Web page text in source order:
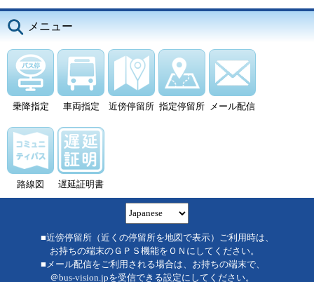
メニュー
乗降指定 車両指定 近傍停留所 指定停留所 メール配信
路線図 遅延証明書
■近傍停留所（近くの停留所を地図で表示）ご利用時は、
お持ちの端末のＧＰＳ機能をＯＮにしてください。
■メール配信をご利用される場合は、お持ちの端末で、
＠bus-vision.jpを受信できる設定にしてください。